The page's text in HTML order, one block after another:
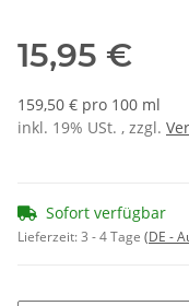
15,95 €
159,50 € pro 100 ml
inkl. 19% USt. , zzgl.
Sofort verfügbar
Lieferzeit:3 - 4 Tage (DE -